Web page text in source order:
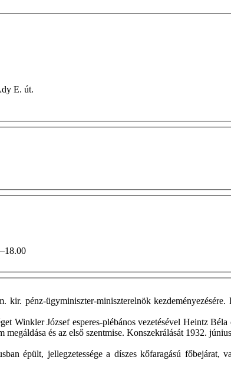
– Ady E. út.
kir. pénz-ügyminiszter-miniszterelnök
Winkler József esperes-plébános vezetésével Heintz
és az első szentmise. Konszekrálását 1932.
épült, jellegzetessége a díszes kőfaragású